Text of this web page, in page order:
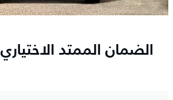
الضمان الممتد الاختياري